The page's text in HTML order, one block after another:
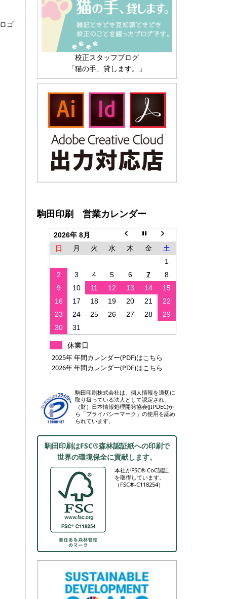
ゴ
校正スタッフブログ
「猫の手、貸します。」
駒田印刷 営業カレンダー
2026年 8月
日
月 火 水 木 金
土
1
2
3 4 5 6 7
8
9
10 11 12 13 14
15
16
17 18 19 20 21
22
23
24 25 26 27 28
29
30
31
休業日
2025年 年間カレンダー(PDF)はこちら
2026年 年間カレンダー(PDF)はこちら
駒田印刷株式会社は、個人情報を適切に
取り扱っている法人として認定され、
（財）日本情報処理開発協会(JIPDEC)か
ら「プライバシーマーク」の使用を認め
られています。
駒田印刷はFSC®森林認証紙への印刷で
世界の環境保全に貢献します。
本社がFSC® CoC認証
を取得しています。
（FSC®-C118254）